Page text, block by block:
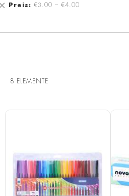
8 ELEMENTE
Preis €3.00 – €4.00
Diesen